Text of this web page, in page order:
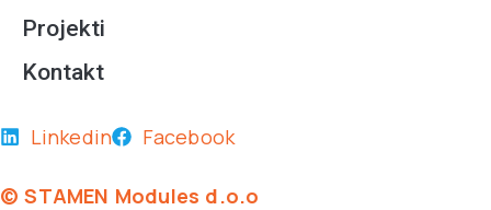
Projekti
Kontakt
Linkedin Facebook
© STAMEN Modules d.o.o